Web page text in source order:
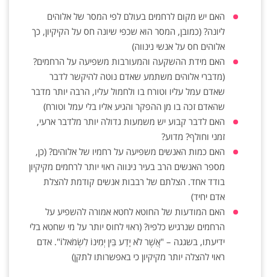
האם יש מקום לרחמים בעולם לפי המסר של אלוהים
ליונה? (כמובן, המסר הוא שכפי שיונה חס על הקיקיון, כך
אלוהים חס על אנשי נינווה)
האם מידת ההשקעה והמעורבות משפיעה על הרחמים?
(מדברי אלוהים משתמע שאדם נוטה להיקשר לדבר
שאדם עמל עליו וטורח בו ולחמול עליו, הרבה יותר מדבר
שהאדם זכה בו מן ההפקר והגיע אליו בלי עמל וטורח)
האם לדבר קבוע יש משמעות גדולה יותר מלדבר ארעי,
זמני וחולף? מדוע?
האם כמות האנשים משפיעה על רחמיו של אלוהים? (כן,
מספר האנשים הרב בעיר נינווה ראוי יותר לרחמים מקיקיון
בודד אחד. הצלתם של רבבות אנשים קודמת להצלת
אדם יחיד)
האם המודעות של החוטא לחטא אמורה להשפיע על
הרחמים שנרגיש כלפיו? (ראוי לחוס יותר על מי שחטא בלי
ידיעתו, בשגגה – "אֲשֶׁר לֹא יָדַע בֵּין יְמִינוֹ לִשְׂמֹאלוֹ". אדם
ראוי להצלה יותר מקיקיון כי באפשרותו לתקן)